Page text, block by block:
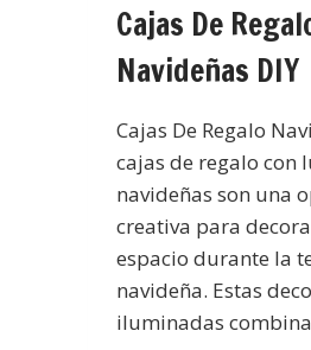
Cajas De
Navideñas DIY
Cajas De Regalo
cajas de regalo con
navideñas son una
creativa para
espacio durante la
navideña. Estas
iluminadas